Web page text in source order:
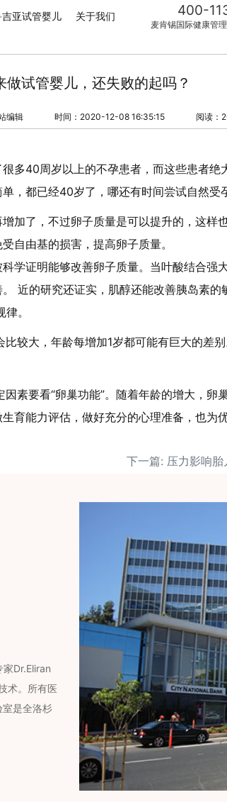
亚试管婴儿 关于我们 400-
麦肯锡国际健康管
做试管婴儿，还失败的起吗？
编辑 时间：2020-12-08 16:35:15 阅读：
多40周岁以上的不孕患者，而这些患者绝
，都已经40岁了，哪还有时间尝试自然受
加了，不过卵子质量是可以提升的，这样
自由基的损害，提高卵子质量。
学证明能够改善卵子质量。当叶酸结合强
近的研究还证实，肌醇还能改善胰岛素的
。
较大，年龄每增加1岁都可能有巨大的差
素要看“卵巢功能”。随着年龄的增大，卵
育能力评估，做好充分的心理准备，也为
Dr.Eliran
术。所有医
室是全洛杉